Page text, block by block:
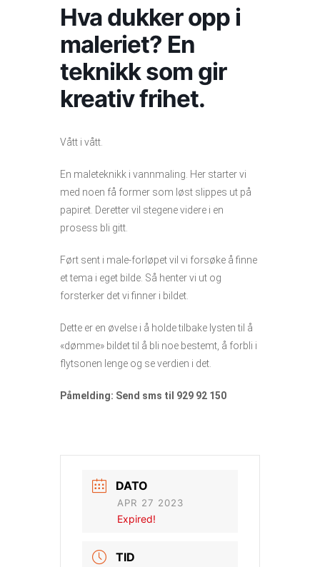
Hva dukker opp i
maleriet? En
teknikk som gir
kreativ frihet.
Vått i vått.
En maleteknikk i vannmaling. Her starter vi
med noen få former som løst slippes ut på
papiret. Deretter vil stegene videre i en
prosess bli gitt.
Ført sent i male-forløpet vil vi forsøke å finne
et tema i eget bilde. Så henter vi ut og
forsterker det vi finner i bildet.
Dette er en øvelse i å holde tilbake lysten til å
«dømme» bildet til å bli noe bestemt, å forbli i
flytsonen lenge og se verdien i det.
Påmelding: Send sms til 929 92 150
DATO
APR 27 2023
Expired!
TID